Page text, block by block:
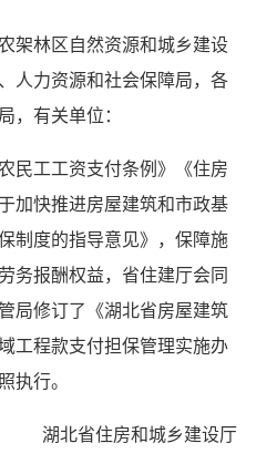
架林区自然资源和城乡建设
人力资源和社会保障局，各
，有关单位：
民工工资支付条例》《住房
加快推进房屋建筑和市政基
制度的指导意见》，保障施
务报酬权益，省住建厅会同
局修订了《湖北省房屋建筑
工程款支付担保管理实施办
执行。
湖北省住房和城乡建设厅